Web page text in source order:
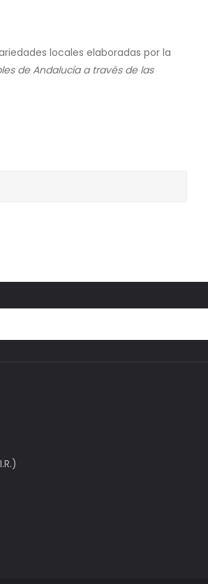
locales elaboradas por la
de Andalucía a través de las